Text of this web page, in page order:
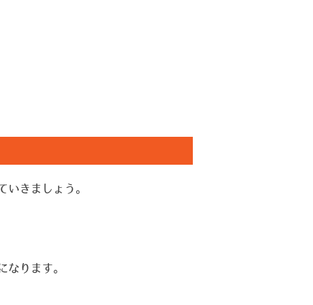
いきましょう。
なります。